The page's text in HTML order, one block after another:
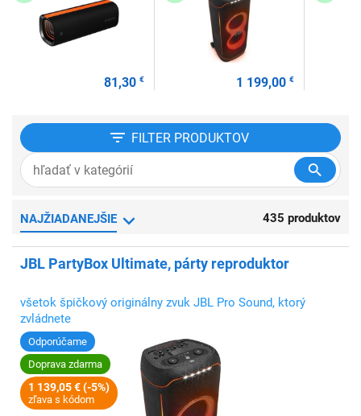
81,30 € 1 199,00€
FILTER PRODUKTOV
NAJŽIADANEJŠIE 435 produktov
JBL PartyBox Ultimate, párty reproduktor
všetok špičkový originálny zvuk JBL Pro Sound, ktorý
zvládnete
Odporúčame
Doprava zdarma
1 139,05 € (-5%)
zľava s kódom